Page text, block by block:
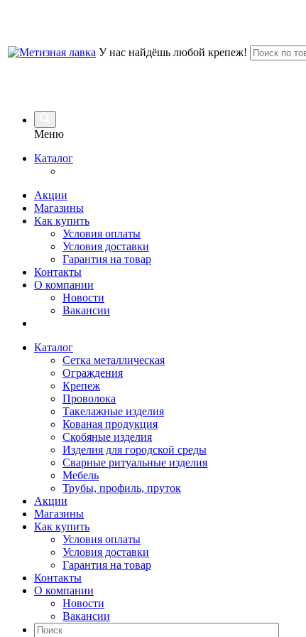
У нас найдёшь любой крепеж!
Меню
Каталог
Акции
Магазины
Как купить
Условия оплаты
Условия доставки
Гарантия на товар
Контакты
О компании
Новости
Вакансии
Каталог
Сетка металлическая
Ограждения
Крепеж
Проволока
Такелажные изделия
Кованая продукция
Скобяные изделия
Изделия для городской среды
Сварные ритуальные изделия
Мебель
Трубы, профиль, пруток
Акции
Магазины
Как купить
Условия оплаты
Условия доставки
Гарантия на товар
Контакты
О компании
Новости
Вакансии